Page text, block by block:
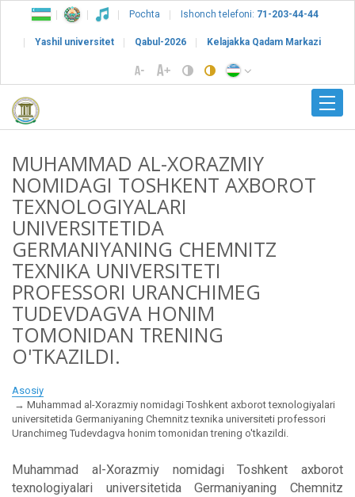
Pochta Ishonch telefoni: 71-203-44-44
Yashil universitet Qabul-2026 Kelajakka Qadam Markazi
MUHAMMAD AL-XORAZMIY
NOMIDAGI TOSHKENT AXBOROT
TEXNOLOGIYALARI
UNIVERSITETIDA
GERMANIYANING CHEMNITZ
TEXNIKA UNIVERSITETI
PROFESSORI URANCHIMEG
TUDEVDAGVA HONIM
TOMONIDAN TRENING
O'TKAZILDI.
Asosiy
Muhammad al-Xorazmiy nomidagi Toshkent axborot texnologiyalari
universitetida Germaniyaning Chemnitz texnika universiteti professori
Uranchimeg Tudevdagva honim tomonidan trening o'tkazildi.
Muhammad al-Xorazmiy nomidagi Toshkent axborot
texnologiyalari universitetida Germaniyaning Chemnitz